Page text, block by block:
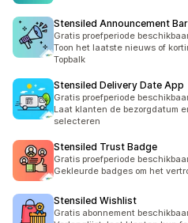
Stensiled Announcement Bar
Gratis proefperiode
Toon het laatste nieuws of
Topbalk
Stensiled Delivery Date App
Gratis proefperiode
Laat klanten de bezorgdatum
selecteren
Stensiled Trust Badge
Gratis proefperiode
Gekleurde badges om het
Stensiled Wishlist
Gratis abonnement